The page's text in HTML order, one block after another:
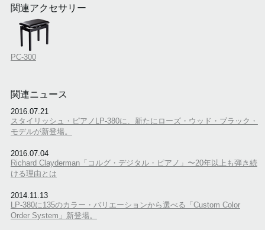
関連アクセサリー
PC-300
関連ニュース
2016.07.21
スタイリッシュ・ピアノLP-380に、新たにローズ・ウッド・ブラック・
モデルが新登場。
2016.07.04
Richard Clayderman「コルグ・デジタル・ピアノ」〜20年以上も弾き続
ける理由とは
2014.11.13
LP-380に135のカラー・バリエーションから選べる「Custom Color
Order System」新登場。